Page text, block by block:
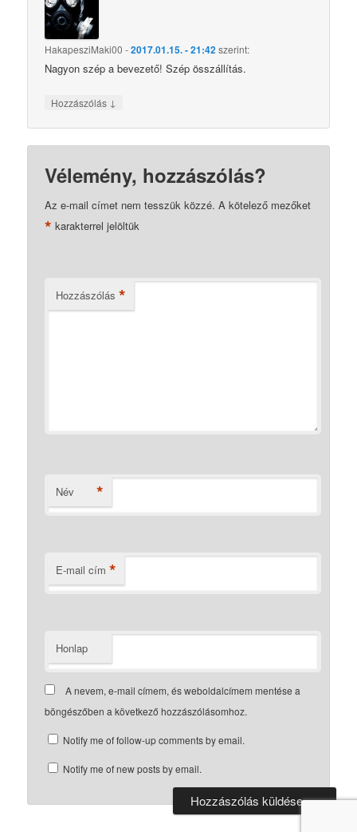
HakapesziMaki00 -2017.01.15. - 21:42szerint:
Nagyon szép a bevezető! Szép összállítás.
Hozzászólás ↓
Vélemény, hozzászólás?
Az e-mail címet nem tesszük közzé. A kötelező mezőket
* karakterrel jelöltük
Hozzászólás *
Név *
E-mail cím *
Honlap
A nevem, e-mail címem, és weboldalcímem mentése a
böngészőben a következő hozzászólásomhoz.
Notify me of follow-up comments by email.
Notify me of new posts by email.